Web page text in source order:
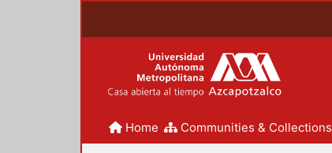
Home Communities & Collections